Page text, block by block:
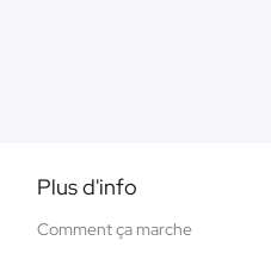
Plus d'info
Comment ça marche